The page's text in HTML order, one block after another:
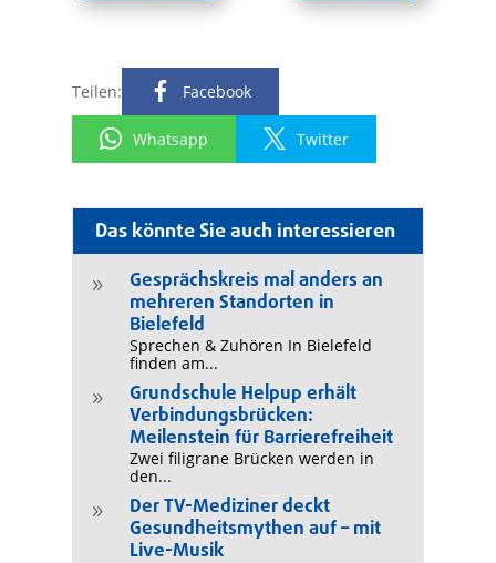
Das könnte Sie auch interessieren
9
Gesprächskreis mal anders an
mehreren Standorten in
Bielefeld
Sprechen & Zuhören In Bielefeld
finden am...
9
Grundschule Helpup erhält
Verbindungsbrücken:
Meilenstein für Barrierefreiheit
Zwei filigrane Brücken werden in
den...
9
Der TV-Mediziner deckt
Gesundheitsmythen auf – mit
Live-Musik
Teilen: Facebook
Whatsapp Twitter